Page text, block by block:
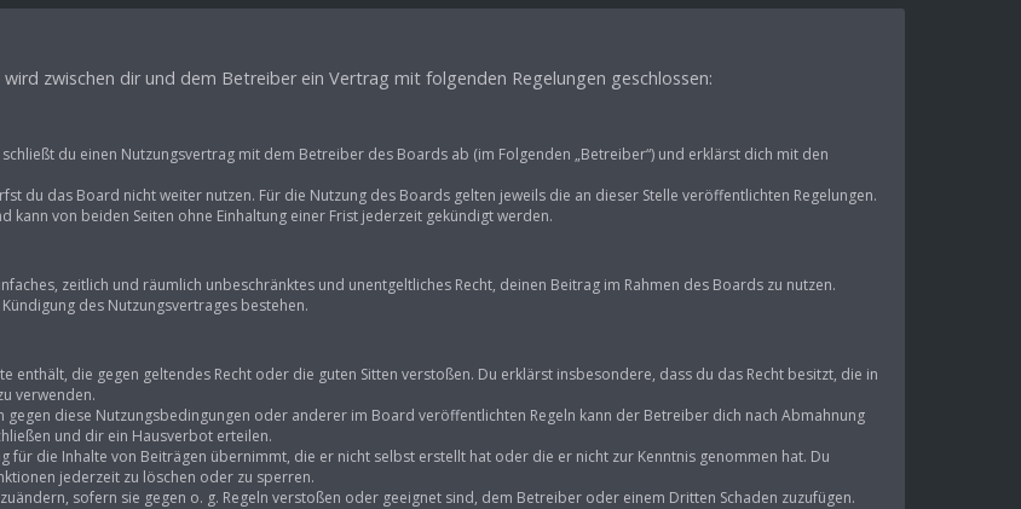
zwischen dir und dem Betreiber ein Vertrag mit folgenden Regelungen geschlossen:
du einen Nutzungsvertrag mit dem Betreiber des Boards ab (im Folgenden „Betreiber“) und erklärst dich mit den
du das Board nicht weiter nutzen. Für die Nutzung des Boards gelten jeweils die an dieser Stelle veröffentlichten Regelungen.
von beiden Seiten ohne Einhaltung einer Frist jederzeit gekündigt werden.
zeitlich und räumlich unbeschränktes und unentgeltliches Recht, deinen Beitrag im Rahmen des Boards zu nutzen.
des Nutzungsvertrages bestehen.
enthält, die gegen geltendes Recht oder die guten Sitten verstoßen. Du erklärst insbesondere, dass du das Recht besitzt, die in
verwenden.
diese Nutzungsbedingungen oder anderer im Board veröffentlichten Regeln kann der Betreiber dich nach Abmahnung
und dir ein Hausverbot erteilen.
für die Inhalte von Beiträgen übernimmt, die er nicht selbst erstellt hat oder die er nicht zur Kenntnis genommen hat. Du
jederzeit zu löschen oder zu sperren.
sofern sie gegen o. g. Regeln verstoßen oder geeignet sind, dem Betreiber oder einem Dritten Schaden zuzufügen.